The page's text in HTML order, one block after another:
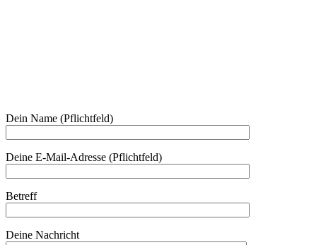
Dein Name (Pflichtfeld)
Deine E-Mail-Adresse (Pflichtfeld)
Betreff
Deine Nachricht